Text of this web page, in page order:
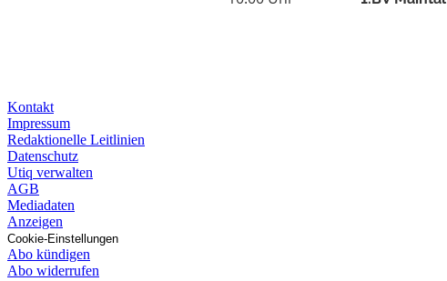
Kontakt
Impressum
Redaktionelle Leitlinien
Datenschutz
Utiq verwalten
AGB
Mediadaten
Anzeigen
Cookie-Einstellungen
Abo kündigen
Abo widerrufen